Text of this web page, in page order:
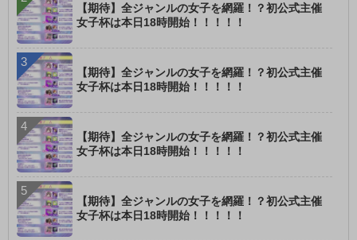
【期待】全ジャンルの女子を網羅！？初公式主催
女子杯は本日18時開始！！！！！
【期待】全ジャンルの女子を網羅！？初公式主催
女子杯は本日18時開始！！！！！
【期待】全ジャンルの女子を網羅！？初公式主催
女子杯は本日18時開始！！！！！
【期待】全ジャンルの女子を網羅！？初公式主催
女子杯は本日18時開始！！！！！